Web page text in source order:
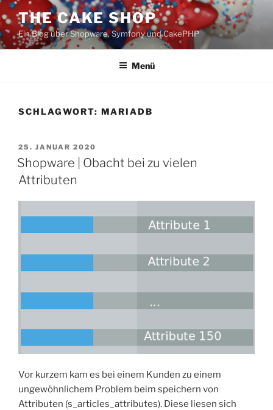
Zum
Inhalt
springen
THE CAKE SHOP
Ein Blog über Shopware, Symfony und CakePHP
Menü
SCHLAGWORT: MARIADB
VERÖFFENTLICHT
AM
25. JANUAR 2020
Shopware | Obacht bei zu vielen
Attributen
Vor kurzem kam es bei einem Kunden zu einem
ungewöhnlichem Problem beim speichern von
Attributen (s_articles_attributes). Diese liesen sich